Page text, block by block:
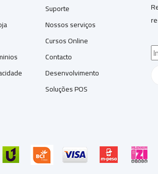
Suporte
Nossos serviços
Cursos Online
Contacto
Desenvolvimento
Soluções POS